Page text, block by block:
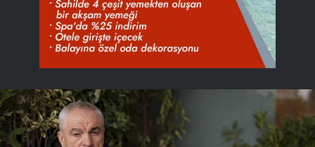
Rıza
Çalımbay,
Hasan
Arat’a